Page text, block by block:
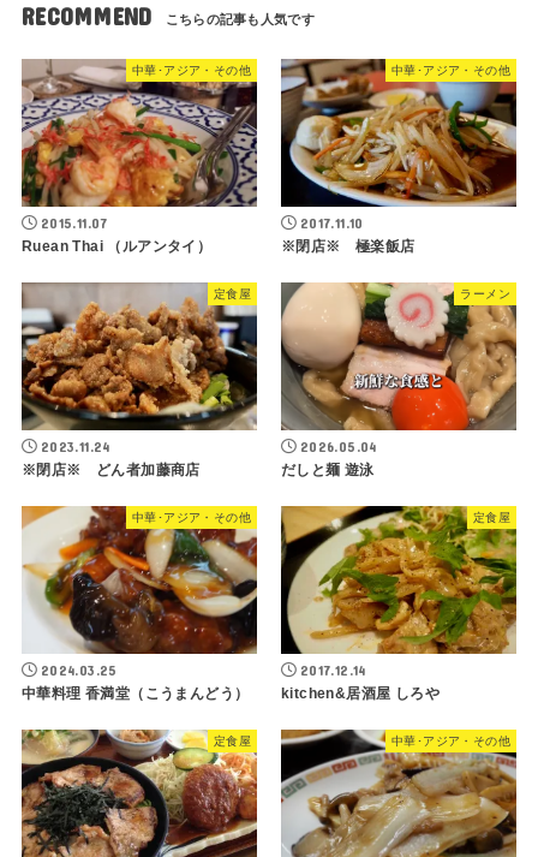
RECOMMEND
中華･アジア・その他
2015.11.07
Ruean Thai （ルアンタイ）
中華･アジア・その他
2017.11.10
※閉店※ 極楽飯店
定食屋
2023.11.24
※閉店※ どん者加藤商店
ラーメン
2026.05.04
だしと麺 遊泳
中華･アジア・その他
2024.03.25
中華料理 香満堂（こうまんどう）
定食屋
2017.12.14
kitchen&居酒屋 しろや
定食屋 中華･アジア・その他